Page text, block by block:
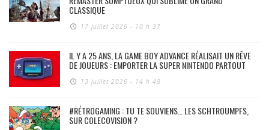
CLASSIQUE
17 juillet 2026 - 10 h 37
IL Y A 25 ANS, LA GAME BOY ADVANCE RÉALISAIT UN RÊVE
DE JOUEURS : EMPORTER LA SUPER NINTENDO PARTOUT
13 juillet 2026 - 14 h 48
#RÉTROGAMING : TU TE SOUVIENS… LES SCHTROUMPFS,
SUR COLECOVISION ?